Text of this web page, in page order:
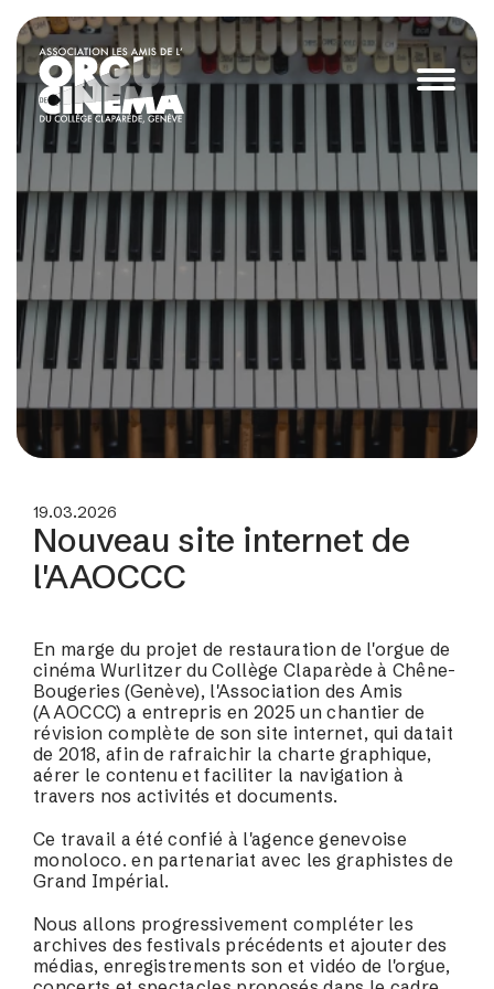
19.03.2026
Nouveau site internet de
l'AAOCCC
En marge du projet de restauration de l'orgue de
cinéma Wurlitzer du Collège Claparède à Chêne-
Bougeries (Genève), l'Association des Amis
(AAOCCC) a entrepris en 2025 un chantier de
révision complète de son site internet, qui datait
de 2018, afin de rafraichir la charte graphique,
aérer le contenu et faciliter la navigation à
travers nos activités et documents.
Ce travail a été confié à l'agence genevoise
monoloco. en partenariat avec les graphistes de
Grand Impérial.
Nous allons progressivement compléter les
archives des festivals précédents et ajouter des
médias, enregistrements son et vidéo de l'orgue,